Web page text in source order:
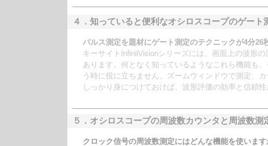
４．知っていると便利なオシロスコープのゲート
パルス測定を題材にゲート測定のテクニックが4分26
キーサイトInfiniiVisionシリーズには、画面上の波形
あります。何となく知っているようなこれら機能も
う時に役に立ちません。ズームウィンドウで測定、
しっかり身につけておけば、波形評価の効率と信頼
５．オシロスコープの周波数カウンタと周波数測
クロック信号の周波数測定にはどんな機能を使いま